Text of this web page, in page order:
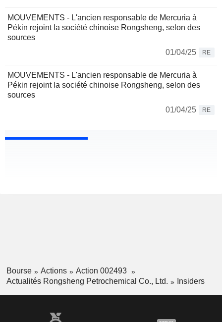
MOUVEMENTS - L'ancien responsable de Mercuria à
Pékin rejoint la société chinoise Rongsheng, selon des
sources
01/04/25
RE
MOUVEMENTS - L'ancien responsable de Mercuria à
Pékin rejoint la société chinoise Rongsheng, selon des
sources
01/04/25
RE
Bourse Actions
Action 002493
Actualités Rongsheng Petrochemical Co., Ltd.
Insiders